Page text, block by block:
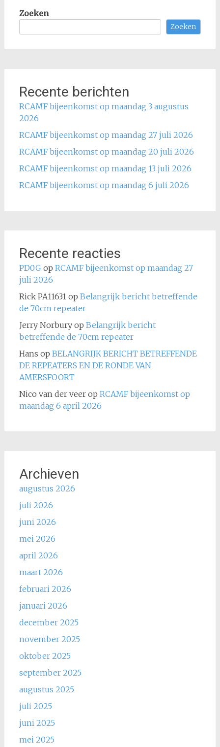
Zoeken
Zoeken
Recente berichten
RCAMF bijeenkomst op maandag 3 augustus
2026
RCAMF bijeenkomst op maandag 27 juli 2026
RCAMF bijeenkomst op maandag 20 juli 2026
RCAMF bijeenkomst op maandag 13 juli 2026
RCAMF bijeenkomst op maandag 6 juli 2026
Recente reacties
PD0Gop RCAMF bijeenkomst op maandag 27
juli 2026
Rick PA11631 op Belangrijk bericht betreffende
de 70cm repeater
Jerry Norburyop Belangrijk bericht
betreffende de 70cm repeater
Hans op BELANGRIJK BERICHT BETREFFENDE
DE REPEATERS EN DE RONDE VAN
AMERSFOORT
Nico van der veerop RCAMF bijeenkomst op
maandag 6 april 2026
Archieven
augustus 2026
juli 2026
juni 2026
mei 2026
april 2026
maart 2026
februari 2026
januari 2026
december 2025
november 2025
oktober 2025
september 2025
augustus 2025
juli 2025
juni 2025
mei 2025